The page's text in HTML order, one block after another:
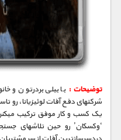
توضیحات : با بیلی بردرتون و
شرکتهای دفع آفات لوئیزیانا، رو
‘وکسکان’ رو حین تلاشهای